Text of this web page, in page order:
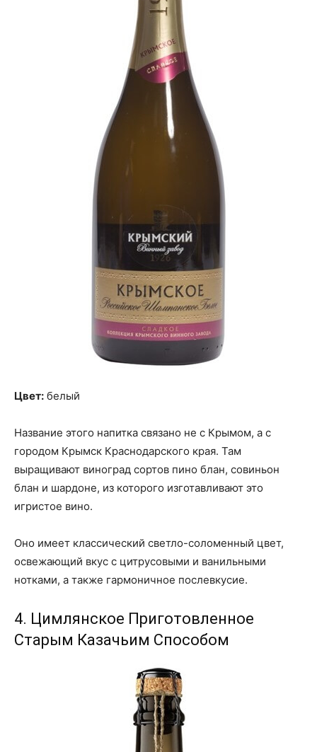
Цвет: белый
Название этого напитка связано не с Крымом, а с
городом Крымск Краснодарского края. Там
выращивают виноград сортов пино блан, совиньон
блан и шардоне, из которого изготавливают это
игристое вино.
Оно имеет классический светло-соломенный цвет,
освежающий вкус с цитрусовыми и ванильными
нотками, а также гармоничное послевкусие.
4. Цимлянское Приготовленное
Старым Казачьим Способом